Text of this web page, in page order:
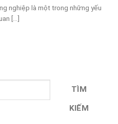
nghiệp là một trong những yếu
[...]
TÌM
KIẾM